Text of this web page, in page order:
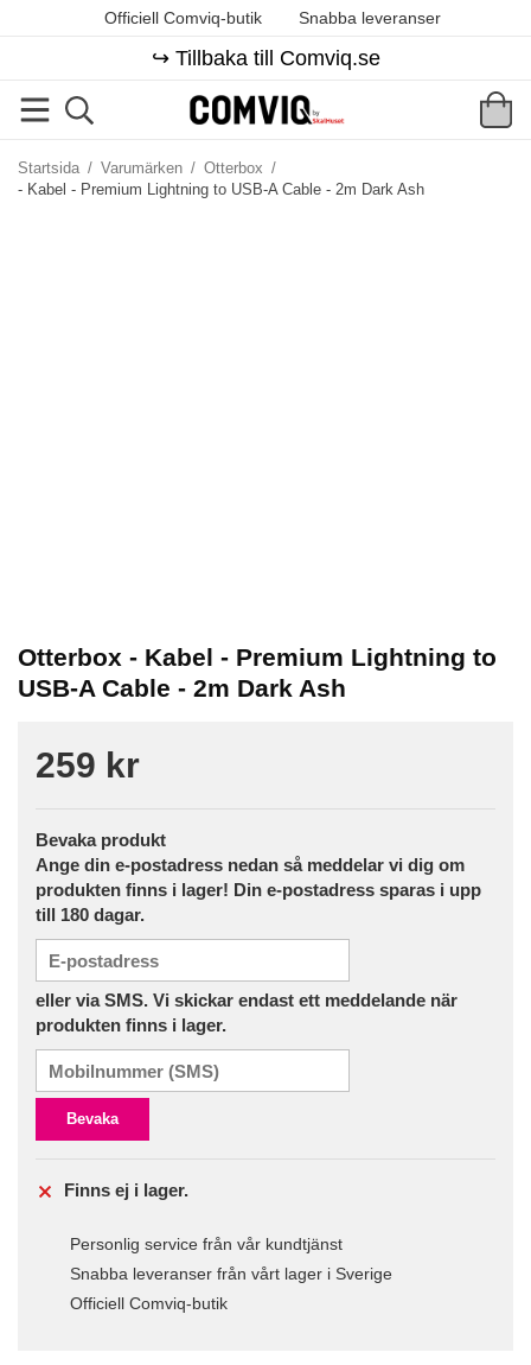
Officiell Comviq-butik Snabba leveranser
↪️ Tillbaka till Comviq.se
Startsida / Varumärken / Otterbox /
- Kabel - Premium Lightning to USB-A Cable - 2m Dark Ash
Otterbox - Kabel - Premium Lightning to
USB-A Cable - 2m Dark Ash
259 kr
Bevaka produkt
Ange din e-postadress nedan så meddelar vi dig om
produkten finns i lager! Din e-postadress sparas i upp
till 180 dagar.
eller via SMS. Vi skickar endast ett meddelande när
produkten finns i lager.
Bevaka
Finns ej i lager.
Personlig service från vår kundtjänst
Snabba leveranser från vårt lager i Sverige
Officiell Comviq-butik